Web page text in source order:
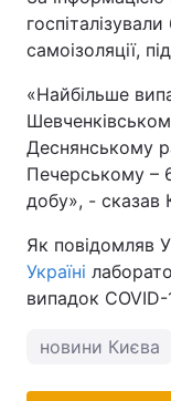
самоізоляції,
«Найбільше
Деснянському
Печерському –
добу», - сказав
Як повідомляв
Україні
випадок
новини Києва